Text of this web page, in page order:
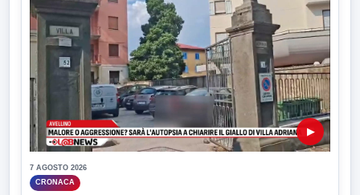
▶
7 AGOSTO 2026
CRONACA